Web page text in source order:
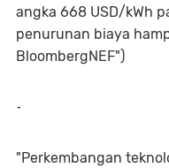
angka 668 USD/kWh
penurunan biaya
BloombergNEF")
-
"Perkembangan